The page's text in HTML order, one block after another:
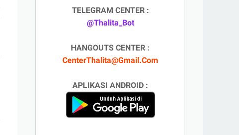
TELEGRAM CENTER :
@Thalita_Bot
HANGOUTS CENTER :
CenterThalita@Gmail.Com
APLIKASI ANDROID :